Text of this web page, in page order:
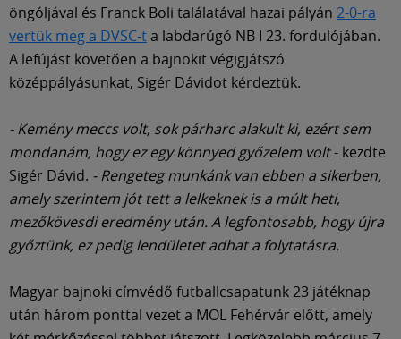
öngóljával és Franck Boli találatával hazai pályán 2-0-ra
vertük meg a DVSC-ta labdarúgó NB I 23. fordulójában.
A lefújást követően a bajnokit végigjátszó
középpályásunkat, Sigér Dávidot kérdeztük.
- Kemény meccs volt, sok párharc alakult ki, ezért sem
mondanám, hogy ez egy könnyed győzelem volt- kezdte
Sigér Dávid. - Rengeteg munkánk van ebben a sikerben,
amely szerintem jót tett a lelkeknek is a múlt heti,
mezőkövesdi eredmény után. A legfontosabb, hogy újra
győztünk, ez pedig lendületet adhat a folytatásra.
Magyar bajnoki címvédő futballcsapatunk 23 játéknap
után három ponttal vezet a MOL Fehérvár előtt, amely
Shop
Múzeum
English